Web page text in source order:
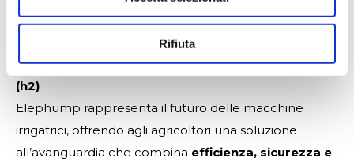
Rifiuta
chi opera nei campi e facilita il lavoro quotidiano,
I vantaggi di una soluzione pensata per chi la usa
(h2)
Elephump rappresenta il futuro delle macchine
irrigatrici, offrendo agli agricoltori una soluzione
all’avanguardia che combina efficienza, sicurezza e